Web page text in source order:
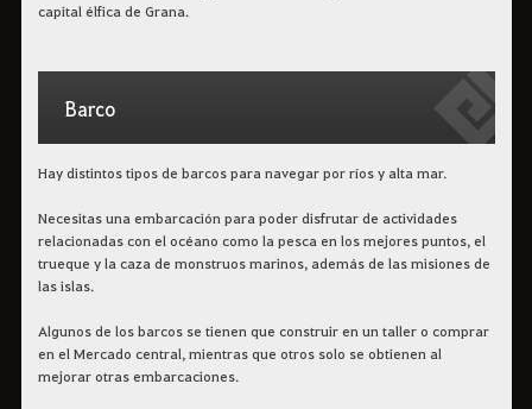
capital élfica de Grana.
Barco
Hay distintos tipos de barcos para navegar por ríos y alta mar.
Necesitas una embarcación para poder disfrutar de actividades
relacionadas con el océano como la pesca en los mejores puntos, el
trueque y la caza de monstruos marinos, además de las misiones de
las islas.
Algunos de los barcos se tienen que construir en un taller o comprar
en el Mercado central, mientras que otros solo se obtienen al
mejorar otras embarcaciones.